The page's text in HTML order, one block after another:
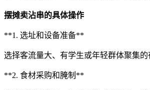
摆摊卖沾串的具体操作
**1. 选址和设备准备**
选择客流量大、有学生或年轻群体聚集
**2. 食材采购和腌制**